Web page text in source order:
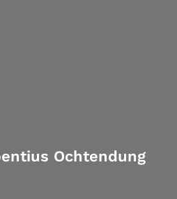
Ochtendung